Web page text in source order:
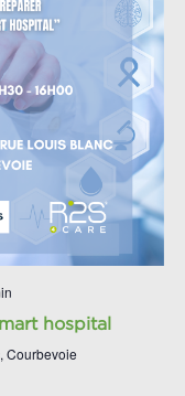
hospital
Courbevoie